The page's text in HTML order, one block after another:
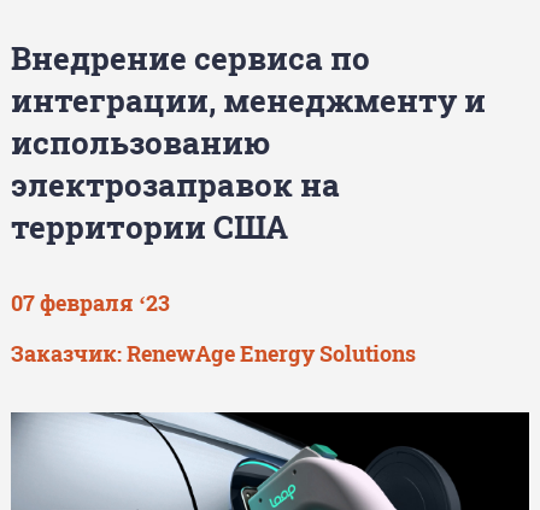
Внедрение сервиса по
интеграции, менеджменту и
использованию
электрозаправок на
территории США
07 февраля ‘23
Заказчик: RenewAge Energy Solutions